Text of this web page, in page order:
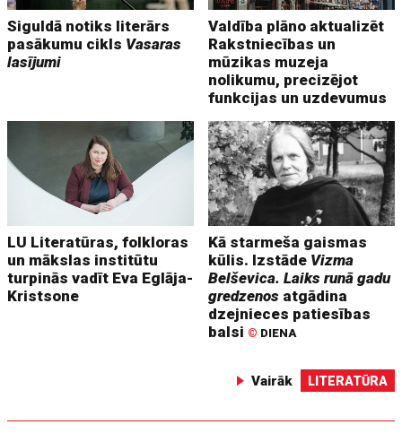
Siguldā notiks literārs
pasākumu cikls Vasaras
lasījumi
Valdība plāno aktualizēt
Rakstniecības un
mūzikas muzeja
nolikumu, precizējot
funkcijas un uzdevumus
LU Literatūras, folkloras
un mākslas institūtu
turpinās vadīt Eva Eglāja-
Kristsone
Kā starmeša gaismas
kūlis. Izstāde Vizma
Belševica. Laiks runā gadu
gredzenos atgādina
dzejnieces patiesības
balsi © DIENA
Vairāk LITERATŪRA